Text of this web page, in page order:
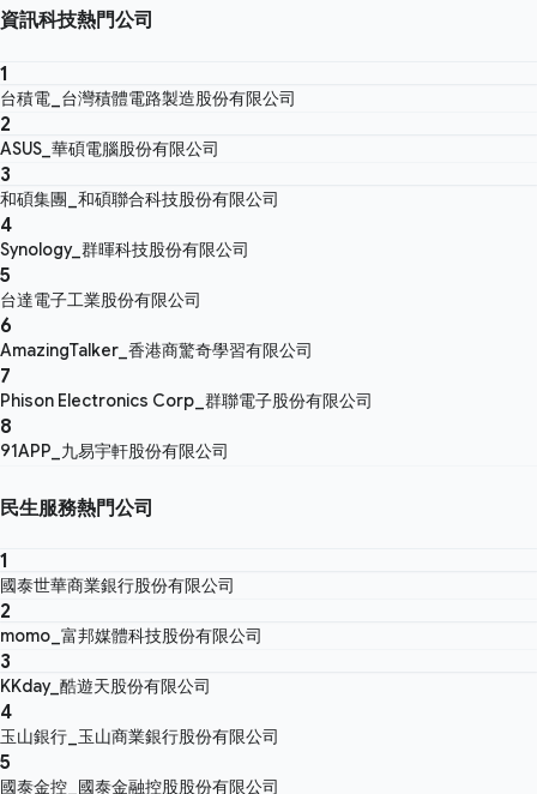
資訊科技熱門公司
1
台積電_台灣積體電路製造股份有限公司
2
ASUS_華碩電腦股份有限公司
3
和碩集團_和碩聯合科技股份有限公司
4
Synology_群暉科技股份有限公司
5
台達電子工業股份有限公司
6
AmazingTalker_香港商驚奇學習有限公司
7
Phison Electronics Corp_群聯電子股份有限公司
8
91APP_九易宇軒股份有限公司
民生服務熱門公司
1
國泰世華商業銀行股份有限公司
2
momo_富邦媒體科技股份有限公司
3
KKday_酷遊天股份有限公司
4
玉山銀行_玉山商業銀行股份有限公司
5
國泰金控_國泰金融控股股份有限公司